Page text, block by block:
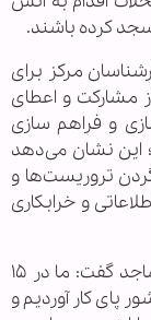
کرده باشند.
مرکز برای
مشارکت و اعطای
و فراهم سازی
این نشان می‌دهد
تروریست‌ها و
و خرابکاری
وی با اشاره به وسعت تخریب‌ها در برخی مساجد گفت: ما در ۱۵
پای کار آوردیم و